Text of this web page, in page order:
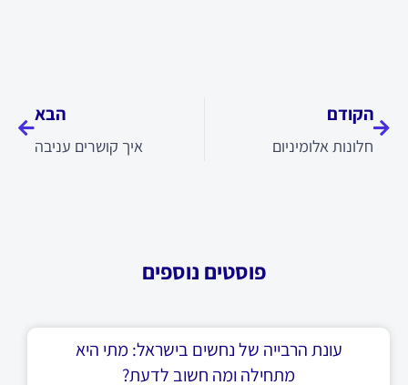
הקודם
חלונות אלומיניום
הבא
איך קושרים עניבה
פוסטים נוספים
עונת הרבייה של נחשים בישראל: מתי היא
מתחילה ומה חשוב לדעת?